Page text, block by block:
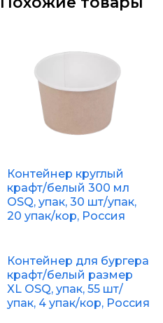
Контейнер круглый
крафт/белый 300 мл
OSQ, упак, 30 шт/упак,
20 упак/кор, Россия
Контейнер для бургера
крафт/белый размер
XL OSQ, упак, 55 шт/
упак, 4 упак/кор, Россия